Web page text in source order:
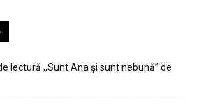
lectură ,,Sunt Ana şi sunt nebună” de